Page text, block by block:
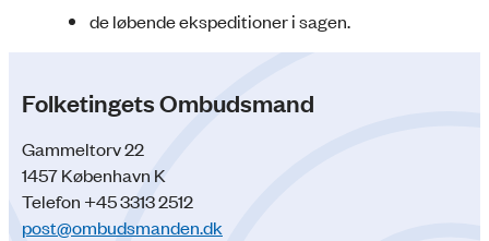
de løbende ekspeditioner i sagen.
Folketingets Ombudsmand
Gammeltorv 22
1457 København K
Telefon +45 3313 2512
post@ombudsmanden.dk